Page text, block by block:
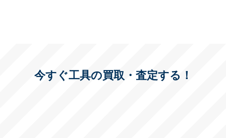
今すぐ工具の買取・査定する！